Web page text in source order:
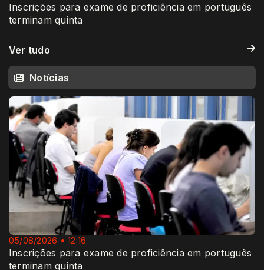
Inscrições para exame de proficiência em português
terminam quinta
Ver tudo
Notícias
05/08/2026 • 12:16
Inscrições para exame de proficiência em português
terminam quinta